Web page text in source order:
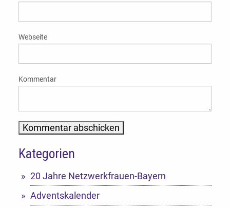
Webseite
Kommentar
Alternative:
Kategorien
20 Jahre Netzwerkfrauen-Bayern
Adventskalender